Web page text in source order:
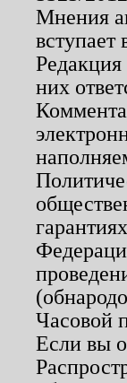
Мнения
вступает
них
Часовой
Если вы